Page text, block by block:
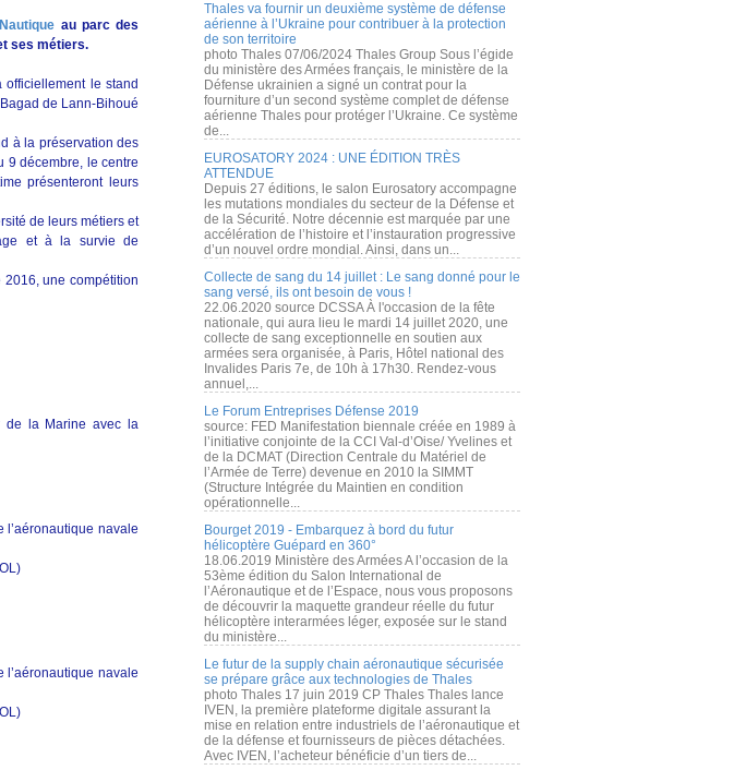
au parc des
ses métiers.
officiellement le stand
de Lann-Bihoué
à la préservation des
9 décembre, le centre
présenteront leurs
de leurs métiers et
et à la survie de
une compétition
de la Marine avec la
l’aéronautique navale
l’aéronautique navale
Thales va fournir un deuxième système de défense
aérienne à l’Ukraine pour contribuer à la protection
de son territoire
photo Thales 07/06/2024 Thales Group Sous l’égide
du ministère des Armées français, le ministère de la
Défense ukrainien a signé un contrat pour la
fourniture d’un second système complet de défense
aérienne Thales pour protéger l’Ukraine. Ce système
de...
EUROSATORY 2024 : UNE ÉDITION TRÈS
ATTENDUE
Depuis 27 éditions, le salon Eurosatory accompagne
les mutations mondiales du secteur de la Défense et
de la Sécurité. Notre décennie est marquée par une
accélération de l’histoire et l’instauration progressive
d’un nouvel ordre mondial. Ainsi, dans un...
Collecte de sang du 14 juillet : Le sang donné pour le
sang versé, ils ont besoin de vous !
22.06.2020 source DCSSA À l'occasion de la fête
nationale, qui aura lieu le mardi 14 juillet 2020, une
collecte de sang exceptionnelle en soutien aux
armées sera organisée, à Paris, Hôtel national des
Invalides Paris 7e, de 10h à 17h30. Rendez-vous
annuel,...
Le Forum Entreprises Défense 2019
source: FED Manifestation biennale créée en 1989 à
l’initiative conjointe de la CCI Val-d’Oise/ Yvelines et
de la DCMAT (Direction Centrale du Matériel de
l’Armée de Terre) devenue en 2010 la SIMMT
(Structure Intégrée du Maintien en condition
opérationnelle...
Bourget 2019 - Embarquez à bord du futur
hélicoptère Guépard en 360°
18.06.2019 Ministère des Armées A l’occasion de la
53ème édition du Salon International de
l’Aéronautique et de l’Espace, nous vous proposons
de découvrir la maquette grandeur réelle du futur
hélicoptère interarmées léger, exposée sur le stand
du ministère...
Le futur de la supply chain aéronautique sécurisée
se prépare grâce aux technologies de Thales
photo Thales 17 juin 2019 CP Thales Thales lance
IVEN, la première plateforme digitale assurant la
mise en relation entre industriels de l’aéronautique et
de la défense et fournisseurs de pièces détachées.
Avec IVEN, l’acheteur bénéficie d’un tiers de...